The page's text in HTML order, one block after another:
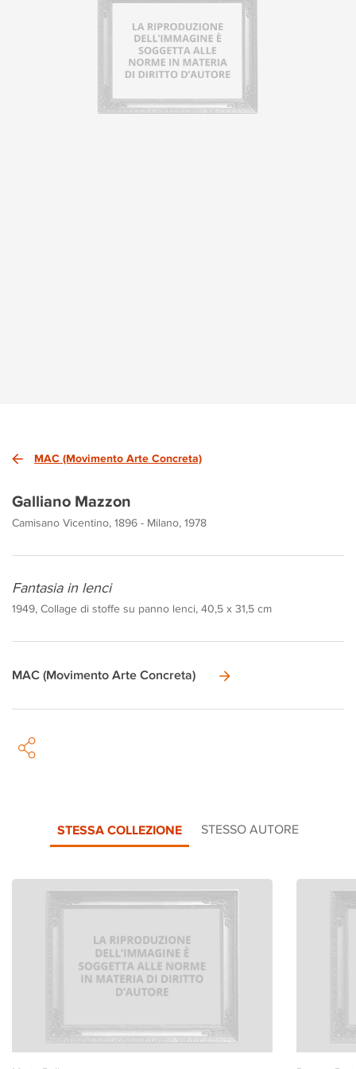
MAC (Movimento Arte Concreta)
Galliano Mazzon
Camisano Vicentino, 1896 - Milano, 1978
Fantasia in lenci
1949, Collage di stoffe su panno lenci, 40,5 x 31,5 cm
MAC (Movimento Arte Concreta)
STESSA COLLEZIONE STESSO AUTORE